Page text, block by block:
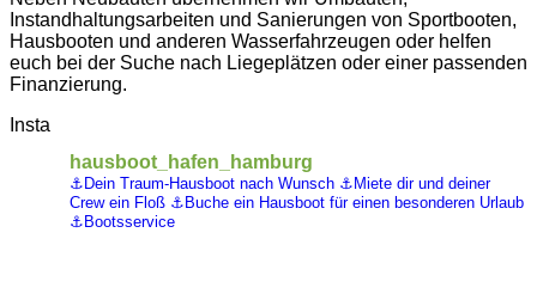
Instandhaltungsarbeiten und Sanierungen von Sportbooten,
Hausbooten und anderen Wasserfahrzeugen oder helfen
euch bei der Suche nach Liegeplätzen oder einer passenden
Finanzierung.
Insta
hausboot_hafen_hamburg
⚓️Dein Traum-Hausboot nach Wunsch ⚓️Miete dir und deiner
Crew ein Floß ⚓️Buche ein Hausboot für einen besonderen Urlaub
⚓️Bootsservice